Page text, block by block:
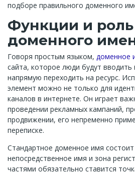
подборе правильного доменного
Функции и роль
доменного
Говоря простым языком, доменное
сайта, которое люди будут вводить
напрямую переходить на ресурс.
элемент можно не только для
каналов в интернете. Он играет
проведении рекламных кампаний,
продвижении, его непременно
переписке.
Стандартное доменное имя состоит
непосредственное имя и зона
частями обязательно ставится